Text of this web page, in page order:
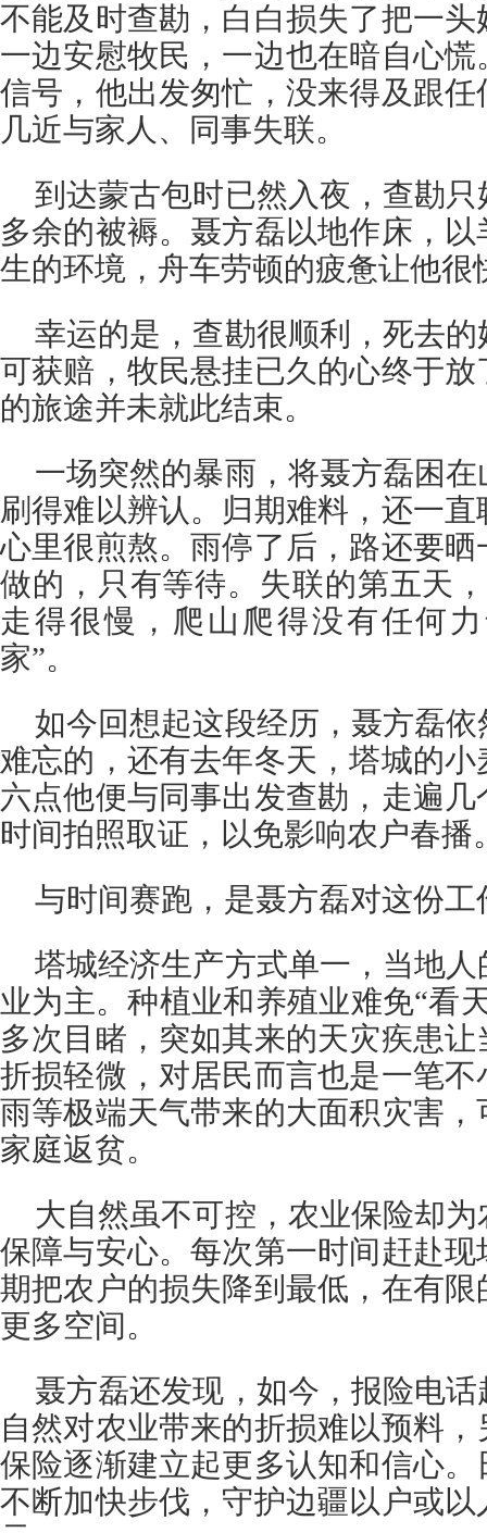
不能及时查勘，白白损失了把一
一边安慰牧民，一边也在暗自心
信号，他出发匆忙，没来得及跟
几近与家人、同事失联。
到达蒙古包时已然入夜，查勘
多余的被褥。聂方磊以地作床，
生的环境，舟车劳顿的疲惫让他很
幸运的是，查勘很顺利，死去
可获赔，牧民悬挂已久的心终于
的旅途并未就此结束。
一场突然的暴雨，将聂方磊困
刷得难以辨认。归期难料，还一
心里很煎熬。雨停了后，路还要
做的，只有等待。失联的第五天
走得很慢，爬山爬得没有任何
家”。
如今回想起这段经历，聂方磊
难忘的，还有去年冬天，塔城的
六点他便与同事出发查勘，走遍
时间拍照取证，以免影响农户春播
与时间赛跑，是聂方磊对这份
塔城经济生产方式单一，当地
业为主。种植业和养殖业难免“看
多次目睹，突如其来的天灾疾患
折损轻微，对居民而言也是一笔
雨等极端天气带来的大面积灾害
家庭返贫。
大自然虽不可控，农业保险却
保障与安心。每次第一时间赶赴
期把农户的损失降到最低，在有
更多空间。
聂方磊还发现，如今，报险电
自然对农业带来的折损难以预料
保险逐渐建立起更多认知和信心
不断加快步伐，守护边疆以户或